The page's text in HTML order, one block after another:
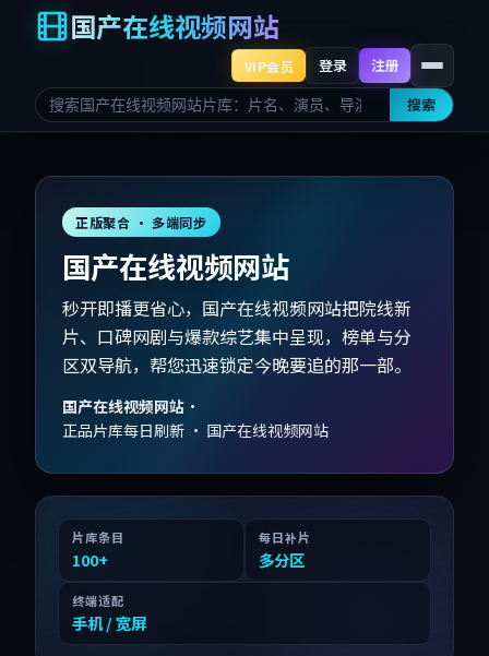
国产在线视频网站
搜索
VIP会员 登录 注册
正版聚合 · 多端同步
国产在线视频网站
秒开即播更省心，国产在线视频网站把院线新
片、口碑网剧与爆款综艺集中呈现，榜单与分
区双导航，帮您迅速锁定今晚要追的那一部。
国产在线视频网站 ·
正品片库每日刷新 · 国产在线视频网站
片库条目
100+
每日补片
多分区
终端适配
手机 / 宽屏